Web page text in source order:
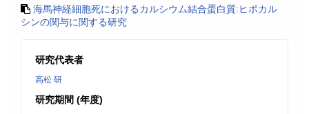
海馬神経細胞死におけるカルシウム結合蛋白質:ヒポカル
シンの関与に関する研究
研究代表者
高松 研
研究期間 (年度)